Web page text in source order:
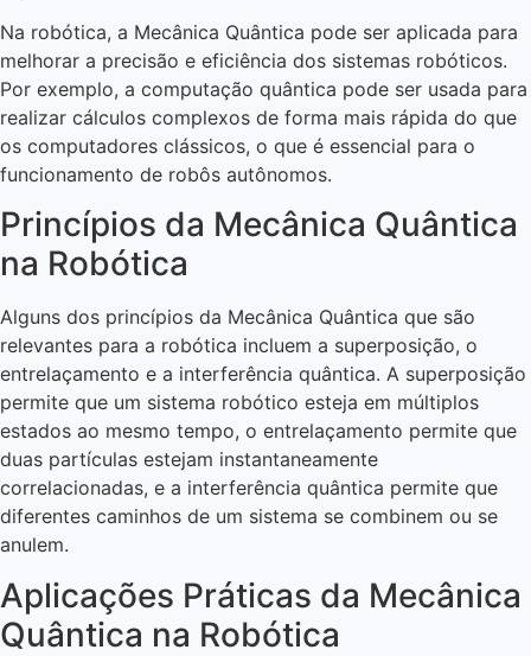
Na robótica, a Mecânica Quântica pode ser aplicada para
melhorar a precisão e eficiência dos sistemas robóticos.
Por exemplo, a computação quântica pode ser usada para
realizar cálculos complexos de forma mais rápida do que
os computadores clássicos, o que é essencial para o
funcionamento de robôs autônomos.
Princípios da Mecânica Quântica
na Robótica
Alguns dos princípios da Mecânica Quântica que são
relevantes para a robótica incluem a superposição, o
entrelaçamento e a interferência quântica. A superposição
permite que um sistema robótico esteja em múltiplos
estados ao mesmo tempo, o entrelaçamento permite que
duas partículas estejam instantaneamente
correlacionadas, e a interferência quântica permite que
diferentes caminhos de um sistema se combinem ou se
anulem.
Aplicações Práticas da Mecânica
Quântica na Robótica